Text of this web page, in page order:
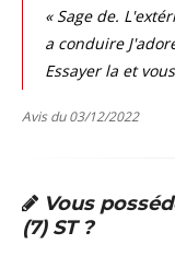
« Sage de.
a conduire
Essayer la et
Avis du 03/12/2022
Vous
(7) ST ?